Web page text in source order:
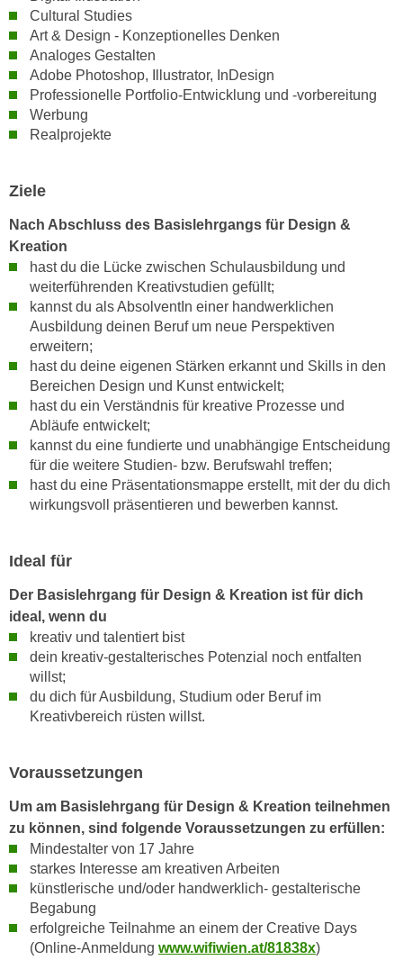
Cultural Studies
Art & Design - Konzeptionelles Denken
Analoges Gestalten
Adobe Photoshop, Illustrator, InDesign
Professionelle Portfolio-Entwicklung und -vorbereitung
Werbung
Realprojekte
Ziele
Nach Abschluss des Basislehrgangs für Design &
Kreation
hast du die Lücke zwischen Schulausbildung und
weiterführenden Kreativstudien gefüllt;
kannst du als AbsolventIn einer handwerklichen
Ausbildung deinen Beruf um neue Perspektiven
erweitern;
hast du deine eigenen Stärken erkannt und Skills in den
Bereichen Design und Kunst entwickelt;
hast du ein Verständnis für kreative Prozesse und
Abläufe entwickelt;
kannst du eine fundierte und unabhängige Entscheidung
für die weitere Studien- bzw. Berufswahl treffen;
hast du eine Präsentationsmappe erstellt, mit der du dich
wirkungsvoll präsentieren und bewerben kannst.
Ideal für
Der Basislehrgang für Design & Kreation ist für dich
ideal, wenn du
kreativ und talentiert bist
dein kreativ-gestalterisches Potenzial noch entfalten
willst;
du dich für Ausbildung, Studium oder Beruf im
Kreativbereich rüsten willst.
Voraussetzungen
Um am Basislehrgang für Design & Kreation teilnehmen
zu können, sind folgende Voraussetzungen zu erfüllen:
Mindestalter von 17 Jahre
starkes Interesse am kreativen Arbeiten
künstlerische und/oder handwerklich- gestalterische
Begabung
erfolgreiche Teilnahme an einem der Creative Days
(Online-Anmeldung www.wifiwien.at/81838x)
l
o
r
i
e
n
e
r
t
e
o
i
z
A
y
s
e
z
w
c
n
d
u
m
f
r
t
e
r
o
r
n
h
a
n
e
n
i
C
o
k
-
z
u
g
z
u
t